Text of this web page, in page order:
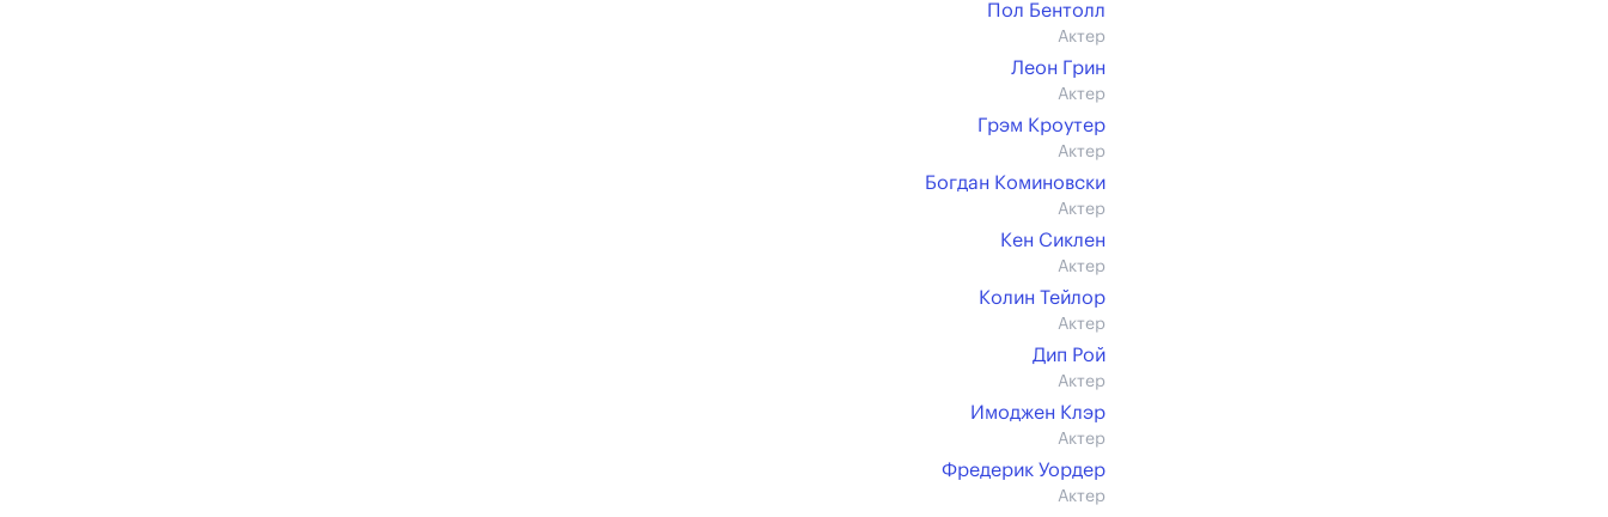
Пол Бентолл
Актер
Леон Грин
Актер
Грэм Кроутер
Актер
Богдан Коминовски
Актер
Кен Сиклен
Актер
Колин Тейлор
Актер
Дип Рой
Актер
Имоджен Клэр
Актер
Фредерик Уордер
Актер